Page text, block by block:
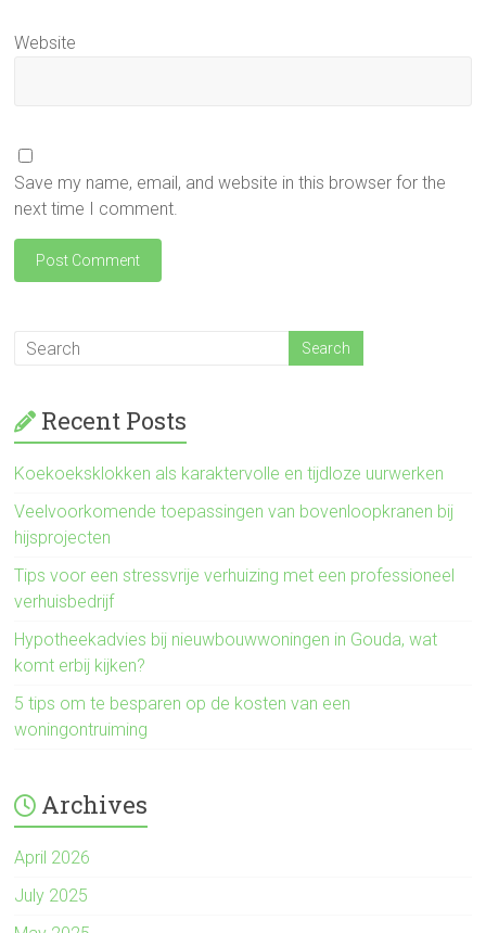
Website
Save my name, email, and website in this browser for the
next time I comment.
Recent Posts
Koekoeksklokken als karaktervolle en tijdloze uurwerken
Veelvoorkomende toepassingen van bovenloopkranen bij
hijsprojecten
Tips voor een stressvrije verhuizing met een professioneel
verhuisbedrijf
Hypotheekadvies bij nieuwbouwwoningen in Gouda, wat
komt erbij kijken?
5 tips om te besparen op de kosten van een
woningontruiming
Archives
April 2026
July 2025